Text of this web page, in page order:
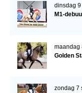
dinsdag
M1-
maandag
Golden
zondag 7